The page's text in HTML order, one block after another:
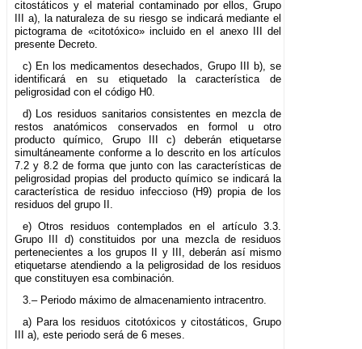
citostáticos y el material contaminado por ellos, Grupo
III a), la naturaleza de su riesgo se indicará mediante el
pictograma de «citotóxico» incluido en el anexo III del
presente Decreto.
c) En los medicamentos desechados, Grupo III b), se
identificará en su etiquetado la característica de
peligrosidad con el código H0.
d) Los residuos sanitarios consistentes en mezcla de
restos anatómicos conservados en formol u otro
producto químico, Grupo III c) deberán etiquetarse
simultáneamente conforme a lo descrito en los artículos
7.2 y 8.2 de forma que junto con las características de
peligrosidad propias del producto químico se indicará la
característica de residuo infeccioso (H9) propia de los
residuos del grupo II.
e) Otros residuos contemplados en el artículo 3.3.
Grupo III d) constituidos por una mezcla de residuos
pertenecientes a los grupos II y III, deberán así mismo
etiquetarse atendiendo a la peligrosidad de los residuos
que constituyen esa combinación.
3.– Periodo máximo de almacenamiento intracentro.
a) Para los residuos citotóxicos y citostáticos, Grupo
III a), este periodo será de 6 meses.